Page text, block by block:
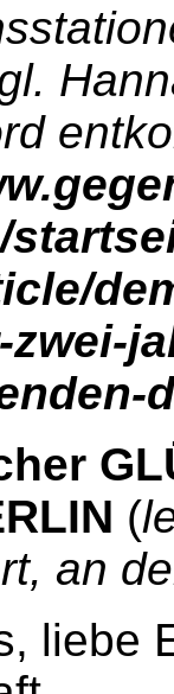
(
an
liebe